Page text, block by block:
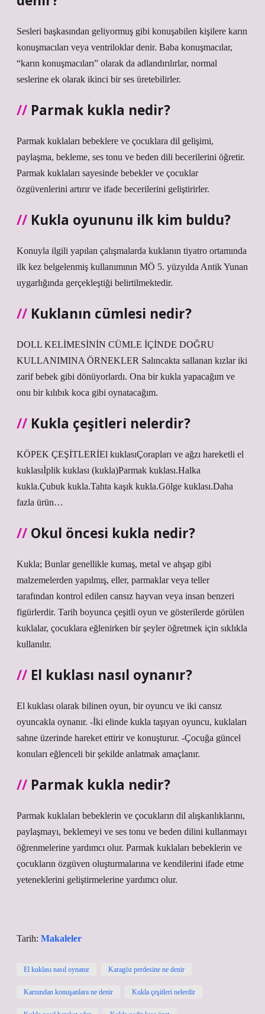
Sesleri başkasından geliyormuş gibi konuşabilen kişilere karın
konuşmacıları veya ventriloklar denir. Baba konuşmacılar,
“karın konuşmacıları” olarak da adlandırılırlar, normal
seslerine ek olarak ikinci bir ses üretebilirler.
Parmak kukla nedir?
Parmak kuklaları bebeklere ve çocuklara dil gelişimi,
paylaşma, bekleme, ses tonu ve beden dili becerilerini öğretir.
Parmak kuklaları sayesinde bebekler ve çocuklar
özgüvenlerini artırır ve ifade becerilerini geliştirirler.
Kukla oyununu ilk kim buldu?
Konuyla ilgili yapılan çalışmalarda kuklanın tiyatro ortamında
ilk kez belgelenmiş kullanımının MÖ 5. yüzyılda Antik Yunan
uygarlığında gerçekleştiği belirtilmektedir.
Kuklanın cümlesi nedir?
DOLL KELİMESİNİN CÜMLE İÇİNDE DOĞRU
KULLANIMINA ÖRNEKLER Salıncakta sallanan kızlar iki
zarif bebek gibi dönüyorlardı. Ona bir kukla yapacağım ve
onu bir kılıbık koca gibi oynatacağım.
Kukla çeşitleri nelerdir?
KÖPEK ÇEŞİTLERİEl kuklasıÇorapları ve ağzı hareketli el
kuklasıİplik kuklası (kukla)Parmak kuklası.Halka
kukla.Çubuk kukla.Tahta kaşık kukla.Gölge kuklası.Daha
fazla ürün…
Okul öncesi kukla nedir?
Kukla; Bunlar genellikle kumaş, metal ve ahşap gibi
malzemelerden yapılmış, eller, parmaklar veya teller
tarafından kontrol edilen cansız hayvan veya insan benzeri
figürlerdir. Tarih boyunca çeşitli oyun ve gösterilerde görülen
kuklalar, çocuklara eğlenirken bir şeyler öğretmek için sıklıkla
kullanılır.
El kuklası nasıl oynanır?
El kuklası olarak bilinen oyun, bir oyuncu ve iki cansız
oyuncakla oynanır. -İki elinde kukla taşıyan oyuncu, kuklaları
sahne üzerinde hareket ettirir ve konuşturur. -Çocuğa güncel
konuları eğlenceli bir şekilde anlatmak amaçlanır.
Parmak kukla nedir?
Parmak kuklaları bebeklerin ve çocukların dil alışkanlıklarını,
paylaşmayı, beklemeyi ve ses tonu ve beden dilini kullanmayı
öğrenmelerine yardımcı olur. Parmak kuklaları bebeklerin ve
çocukların özgüven oluşturmalarına ve kendilerini ifade etme
yeteneklerini geliştirmelerine yardımcı olur.
Tarih: Makaleler
El kuklası nasıl oynanır Karagöz perdesine ne denir
Karnından konuşanlara ne denir Kukla çeşitleri nelerdir